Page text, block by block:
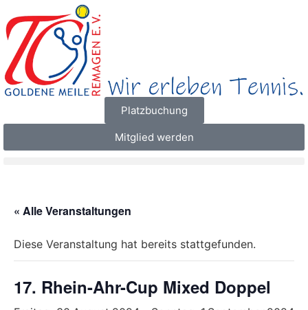
Platzbuchung
Mitglied werden
« Alle Veranstaltungen
Diese Veranstaltung hat bereits stattgefunden.
17. Rhein-Ahr-Cup Mixed Doppel